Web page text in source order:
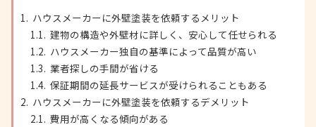
ハウスメーカーに外壁塗装を依頼するメリット
建物の構造や外壁材に詳しく、安心して任せられる
ハウスメーカー独自の基準によって品質が高い
業者探しの手間が省ける
保証期間の延長サービスが受けられることもある
ハウスメーカーに外壁塗装を依頼するデメリット
費用が高くなる傾向がある